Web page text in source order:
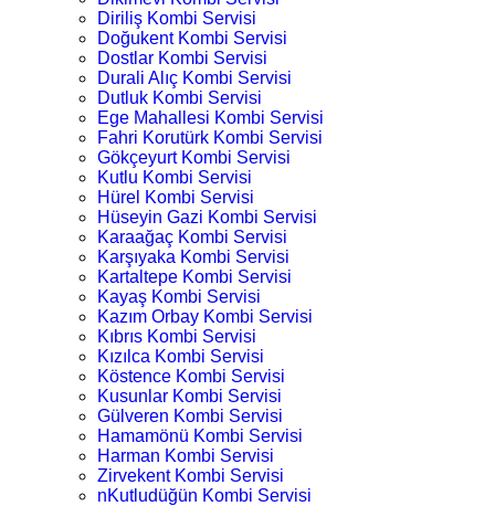
Diriliş Kombi Servisi
Doğukent Kombi Servisi
Dostlar Kombi Servisi
Durali Alıç Kombi Servisi
Dutluk Kombi Servisi
Ege Mahallesi Kombi Servisi
Fahri Korutürk Kombi Servisi
Gökçeyurt Kombi Servisi
Kutlu Kombi Servisi
Hürel Kombi Servisi
Hüseyin Gazi Kombi Servisi
Karaağaç Kombi Servisi
Karşıyaka Kombi Servisi
Kartaltepe Kombi Servisi
Kayaş Kombi Servisi
Kazım Orbay Kombi Servisi
Kıbrıs Kombi Servisi
Kızılca Kombi Servisi
Köstence Kombi Servisi
Kusunlar Kombi Servisi
Gülveren Kombi Servisi
Hamamönü Kombi Servisi
Harman Kombi Servisi
Zirvekent Kombi Servisi
nKutludüğün Kombi Servisi